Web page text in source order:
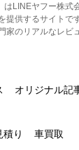
はLINEヤフー株式
提供するサイトで
家のリアルなレビ
オリジナル記
積り 車買取